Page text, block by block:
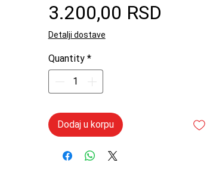
3.200,00 RSD
Detalji dostave
Quantity *
Dodaj u korpu